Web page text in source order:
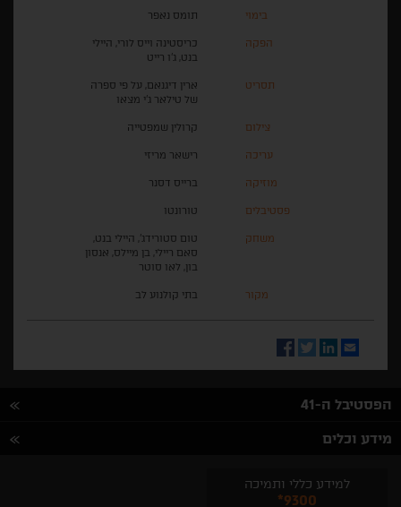
בימוי תומס נאפר
הפקה
כריסטינה וייס לורי, היילי
בנט, ג'ו רייט
תסריט
ארין דיגנאם, על פי ספרה
של טילאר ג'י מצאו
צילום קרולין שמפטייה
עריכה רישאר מריזי
מוזיקה ברייס דסנר
פסטיבלים טורונטו
משחק
טום סטורידג', היילי בנט,
סאם ריילי, בן מיילס, אנסון
בון, לאו סוטר
מקור בתי קולנוע לב
Email
LinkedIn
Twitter
Facebook
הפסטיבל ה-41
מידע וכלים
למידע כללי ותמיכה
*9300